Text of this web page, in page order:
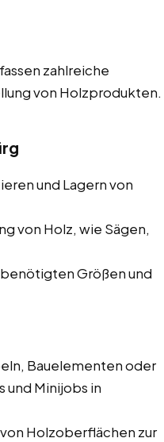
zahlreiche
von Holzprodukten.
und Lagern von
von Holz, wie Sägen,
Größen und
Bauelementen oder
Minijobs in
Holzoberflächen zur